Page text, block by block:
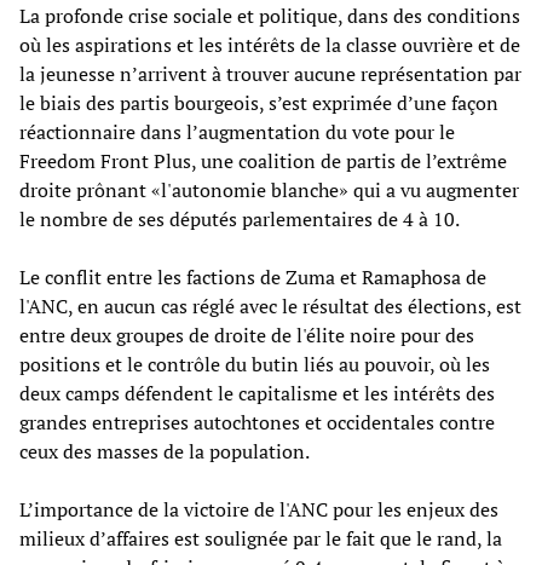
La profonde crise sociale et politique, dans des conditions
où les aspirations et les intérêts de la classe ouvrière et de
la jeunesse n’arrivent à trouver aucune représentation par
le biais des partis bourgeois, s’est exprimée d’une façon
réactionnaire dans l’augmentation du vote pour le
Freedom Front Plus, une coalition de partis de l’extrême
droite prônant «l'autonomie blanche» qui a vu augmenter
le nombre de ses députés parlementaires de 4 à 10.
Le conflit entre les factions de Zuma et Ramaphosa de
l'ANC, en aucun cas réglé avec le résultat des élections, est
entre deux groupes de droite de l'élite noire pour des
positions et le contrôle du butin liés au pouvoir, où les
deux camps défendent le capitalisme et les intérêts des
grandes entreprises autochtones et occidentales contre
ceux des masses de la population.
L’importance de la victoire de l'ANC pour les enjeux des
milieux d’affaires est soulignée par le fait que le rand, la